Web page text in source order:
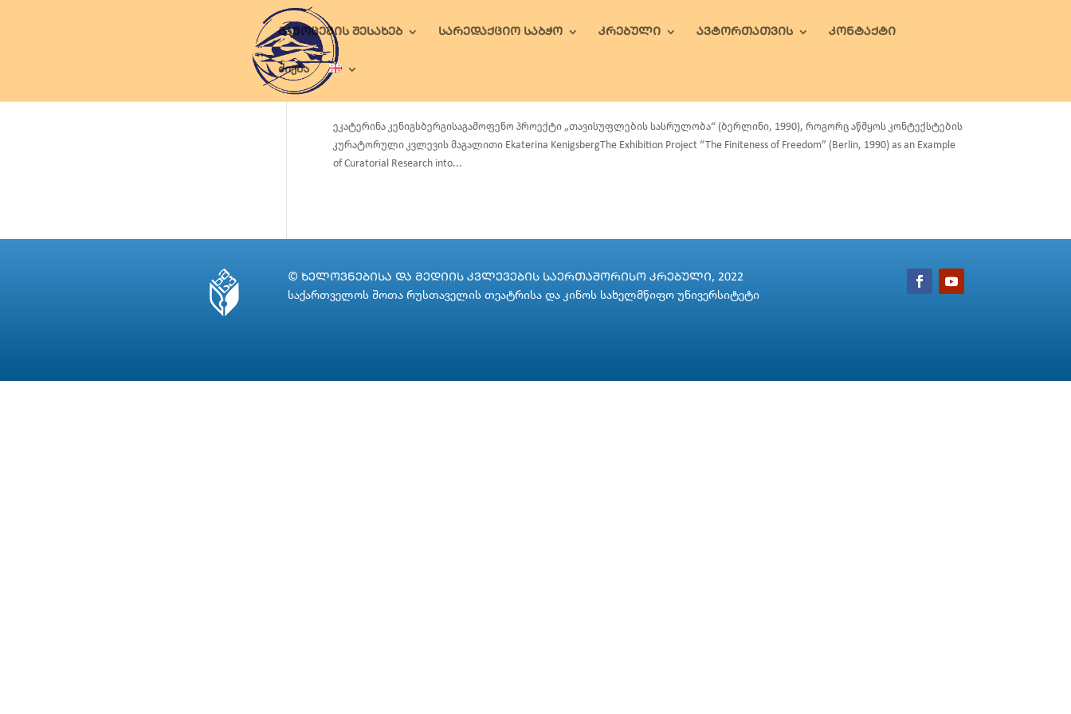
ᲒᲐᲛᲝᲪᲔᲛᲘᲡ ᲨᲔᲡᲐᲮᲔᲑ ᲡᲐᲠᲔᲓᲐᲥᲪᲘᲝ ᲡᲐᲑᲭᲝ ᲙᲠᲔᲑᲣᲚᲘ ᲐᲕᲢᲝᲠᲗᲐᲗᲕᲘᲡ ᲙᲝᲜᲢᲐᲥᲢᲘ
ძიება
ეკატერინა კენიგსბერგისაგამოფენო პროექტი „თავისუფლების სასრულობა“ (ბერლინი, 1990), როგორც აწმყოს კონტექსტების
კურატორული კვლევის მაგალითი Ekaterina KenigsbergThe Exhibition Project “The Finiteness of Freedom” (Berlin, 1990) as an Example
of Curatorial Research into...
© ᲮᲔᲚᲝᲕᲜᲔᲑᲘᲡᲐ ᲓᲐ ᲛᲔᲓᲘᲘᲡ ᲙᲕᲚᲔᲕᲔᲑᲘᲡ ᲡᲐᲔᲠᲗᲐᲨᲝᲠᲘᲡᲝ ᲙᲠᲔᲑᲣᲚᲘ, 2022
საქართველოს შოთა რუსთაველის თეატრისა და კინოს სახელმწიფო უნივერსიტეტი